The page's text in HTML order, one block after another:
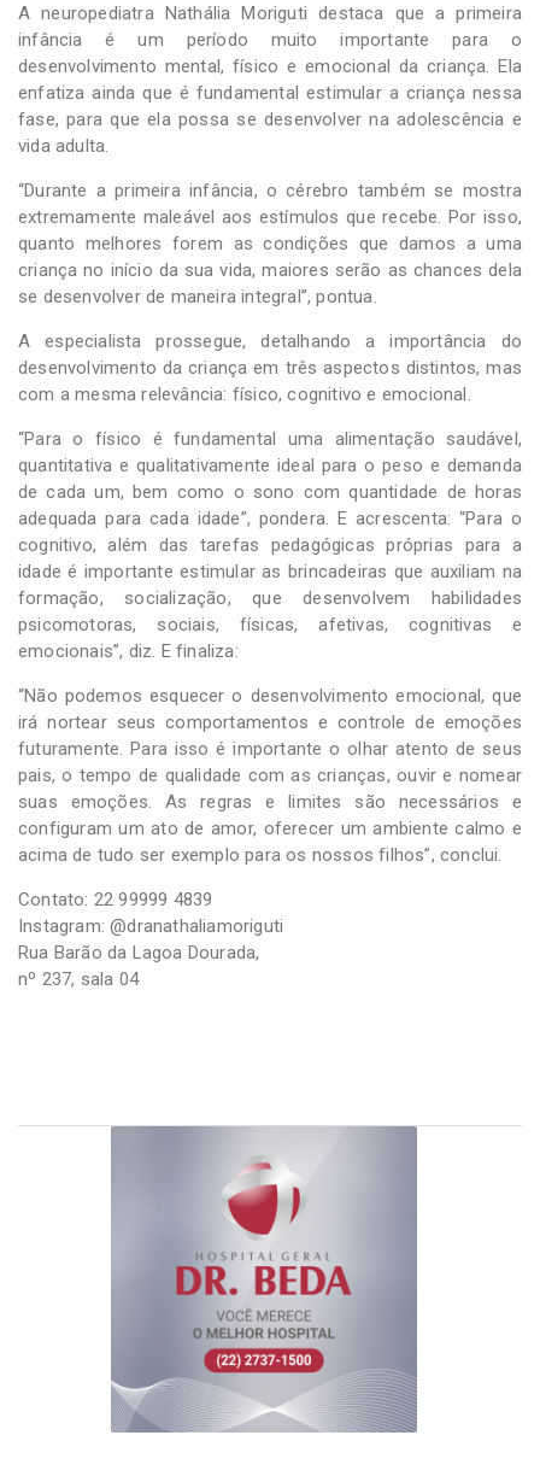
A neuropediatra Nathália Moriguti destaca que a primeira
infância é um período muito importante para o
desenvolvimento mental, físico e emocional da criança. Ela
enfatiza ainda que é fundamental estimular a criança nessa
fase, para que ela possa se desenvolver na adolescência e
vida adulta.
“Durante a primeira infância, o cérebro também se mostra
extremamente maleável aos estímulos que recebe. Por isso,
quanto melhores forem as condições que damos a uma
criança no início da sua vida, maiores serão as chances dela
se desenvolver de maneira integral”, pontua.
A especialista prossegue, detalhando a importância do
desenvolvimento da criança em três aspectos distintos, mas
com a mesma relevância: físico, cognitivo e emocional.
“Para o físico é fundamental uma alimentação saudável,
quantitativa e qualitativamente ideal para o peso e demanda
de cada um, bem como o sono com quantidade de horas
adequada para cada idade”, pondera. E acrescenta: “Para o
cognitivo, além das tarefas pedagógicas próprias para a
idade é importante estimular as brincadeiras que auxiliam na
formação, socialização, que desenvolvem habilidades
psicomotoras, sociais, físicas, afetivas, cognitivas e
emocionais”, diz. E finaliza:
“Não podemos esquecer o desenvolvimento emocional, que
irá nortear seus comportamentos e controle de emoções
futuramente. Para isso é importante o olhar atento de seus
pais, o tempo de qualidade com as crianças, ouvir e nomear
suas emoções. As regras e limites são necessários e
configuram um ato de amor, oferecer um ambiente calmo e
acima de tudo ser exemplo para os nossos filhos”, conclui.
Contato: 22 99999 4839
Instagram: @dranathaliamoriguti
Rua Barão da Lagoa Dourada,
nº 237, sala 04